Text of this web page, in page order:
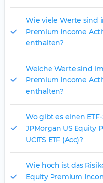
Wie viele Werte sind
Premium Income
enthalten?
Welche Werte sind
Premium Income
enthalten?
Wo gibt es einen
JPMorgan US Equity
UCITS ETF (Acc)?
Wie hoch ist das
Equity Premium